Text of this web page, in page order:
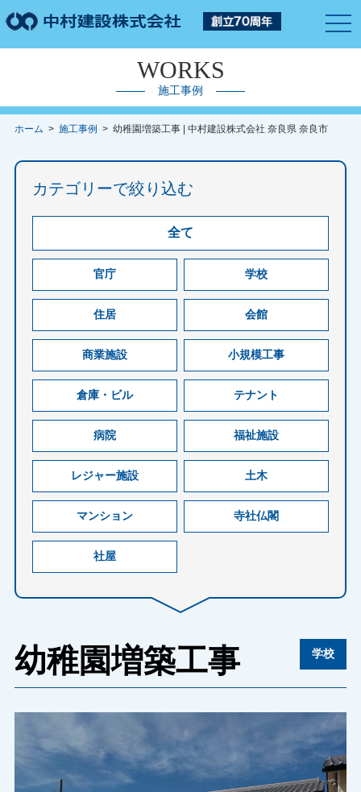
WORKS
施工事例
ホーム > 施工事例 > 幼稚園増築工事 | 中村建設株式会社 奈良県 奈良市
カテゴリーで絞り込む
全て
官庁 学校
住居 会館
商業施設 小規模工事
倉庫・ビル テナント
病院 福祉施設
レジャー施設 土木
マンション 寺社仏閣
社屋
幼稚園増築工事 学校